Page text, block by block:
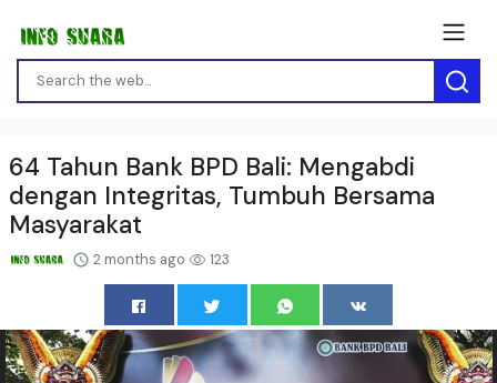
64 Tahun Bank BPD Bali: Mengabdi
dengan Integritas, Tumbuh Bersama
Masyarakat
2 months ago 123